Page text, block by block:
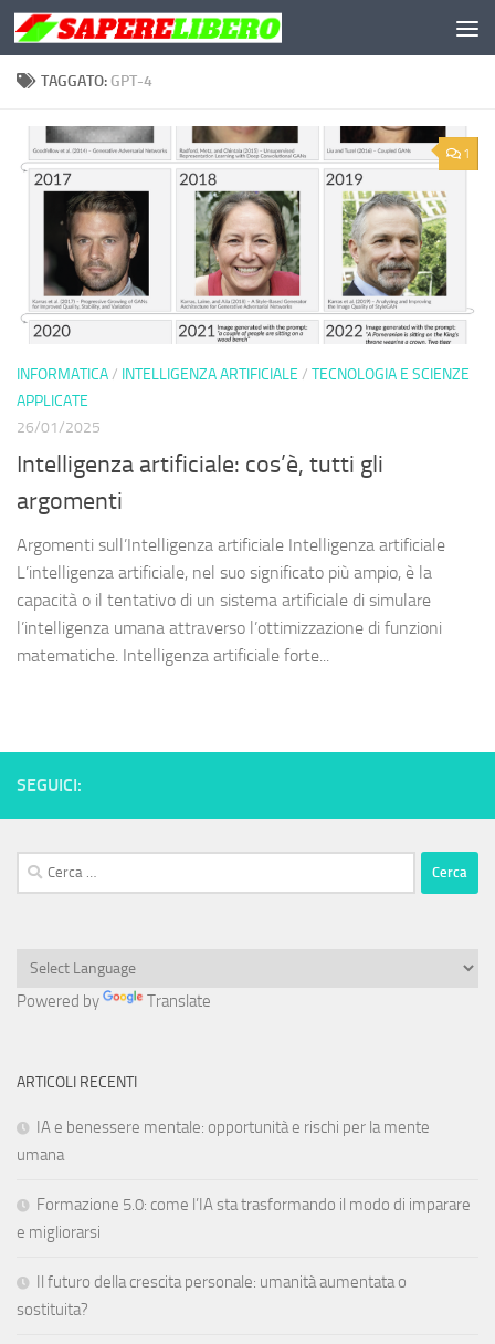
Salta al contenuto
TAGGATO: GPT-4
1
INFORMATICA/ INTELLIGENZA ARTIFICIALE / TECNOLOGIA E SCIENZE
APPLICATE
26/01/2025
Intelligenza artificiale: cos’è, tutti gli
argomenti
Argomenti sull’Intelligenza artificiale Intelligenza artificiale
L’intelligenza artificiale, nel suo significato più ampio, è la
capacità o il tentativo di un sistema artificiale di simulare
l’intelligenza umana attraverso l’ottimizzazione di funzioni
matematiche. Intelligenza artificiale forte...
SEGUICI:
Ricerca
per:
Powered by Translate
ARTICOLI RECENTI
IA e benessere mentale: opportunità e rischi per la mente
umana
Formazione 5.0: come l’IA sta trasformando il modo di imparare
e migliorarsi
Il futuro della crescita personale: umanità aumentata o
sostituita?